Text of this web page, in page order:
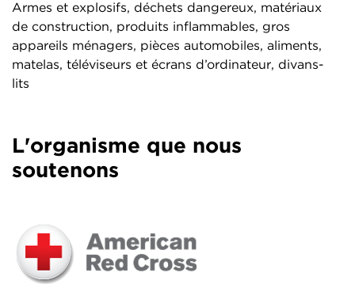
Armes et explosifs, déchets dangereux, matériaux
de construction, produits inflammables, gros
appareils ménagers, pièces automobiles, aliments,
matelas, téléviseurs et écrans d’ordinateur, divans-
lits
L'organisme que nous
soutenons